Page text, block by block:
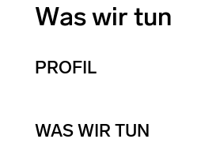
Was wir tun
PROFIL
WAS WIR TUN